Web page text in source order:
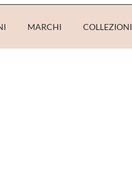
MARCHI COLLEZIONI